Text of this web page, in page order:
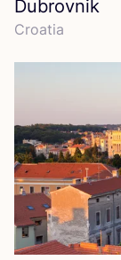
Dubrovnik
Croa­tia